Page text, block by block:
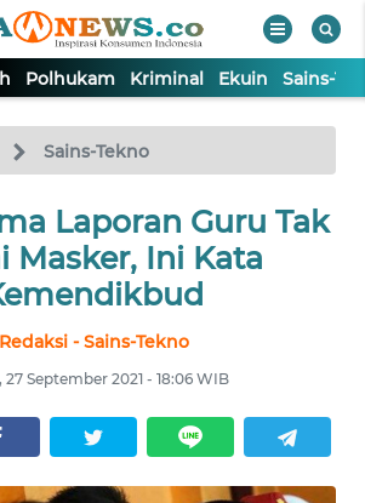
Polhukam Kriminal Ekuin Sains-
Sains-Tekno
Laporan Guru Tak
Masker, Ini Kata
Redaksi - Sains-Tekno
27 September 2021 - 18:06 WIB